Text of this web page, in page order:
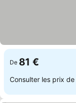
De 81 €
Consulter les prix de